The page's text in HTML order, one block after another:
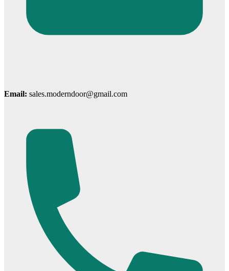
Cửa mẫu trơn phẳng
Email: sales.moderndoor@gmail.com